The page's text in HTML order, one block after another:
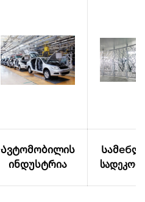
Ავტომობილის
ინდუსტრია